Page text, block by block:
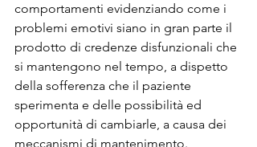
comportamenti evidenziando come i
problemi emotivi siano in gran parte il
prodotto di credenze disfunzionali che
si mantengono nel tempo, a dispetto
della sofferenza che il paziente
sperimenta e delle possibilità ed
opportunità di cambiarle, a causa dei
meccanismi di mantenimento.